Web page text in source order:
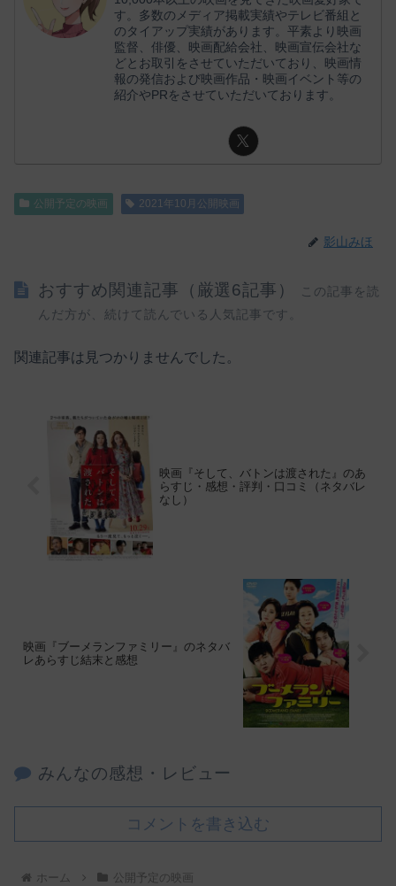
す。多数のメディア掲載実績やテレビ番組と
のタイアップ実績があります。平素より映画
監督、俳優、映画配給会社、映画宣伝会社な
どとお取引をさせていただいており、映画情
報の発信および映画作品・映画イベント等の
紹介やPRをさせていただいております。
公開予定の映画 2021年10月公開映画
影山みほ
おすすめ関連記事（厳選6記事）
この記事を読
んだ方が、続けて読んでいる人気記事です。
関連記事は見つかりませんでした。
映画『そして、バトンは渡された』のあ
らすじ・感想・評判・口コミ（ネタバレ
なし）
映画『ブーメランファミリー』のネタバ
レあらすじ結末と感想
みんなの感想・レビュー
コメントを書き込む
ホーム 公開予定の映画